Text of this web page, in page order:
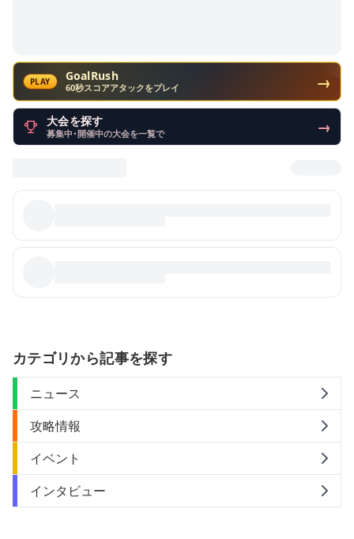
PLAY GoalRush
60秒スコアアタックをプレイ →
大会を探す
募集中・開催中の大会を一覧で →
カテゴリから記事を探す
ニュース
攻略情報
イベント
インタビュー